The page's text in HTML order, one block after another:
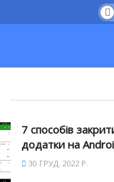
7 способів
додатки на
30 ГРУД. 2022 Р.